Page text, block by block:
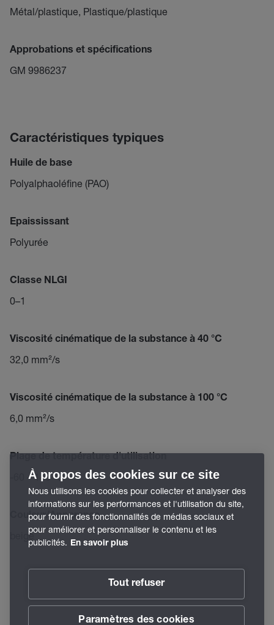
Métal/plastique, Plastique/plastique
Approbations et spécifications
GM 9986237
Caractéristiques typiques
Huile de base
Polyalphaoléfine (PAO)
Epaississant
Polyurée
Classe NLGI
0–1
Viscosité cinématique de la substance à 40 °C
32,0 mm²/s
Viscosité cinématique de la substance à 100 °C
6,0 mm²/s
Plage de température d'utilisation
-60 – 140 °C
Couleur/Apparence
beige
À propos des cookies sur ce site
Nous utilisons les cookies pour collecter et analyser des
informations sur les performances et l'utilisation du site,
pour fournir des fonctionnalités de médias sociaux et
pour améliorer et personnaliser le contenu et les
publicités. En savoir plus
Tout refuser
Paramètres des cookies